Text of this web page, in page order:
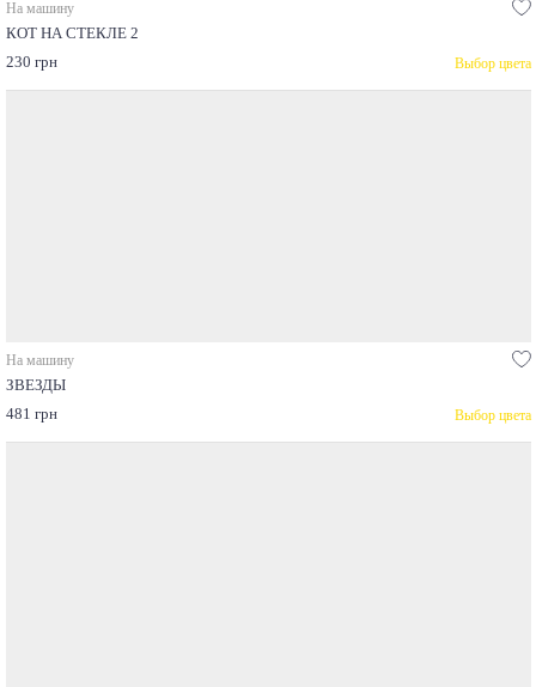
На машину
КОТ НА СТЕКЛЕ 2
230 грн
Выбор цвета
На машину
ЗВЕЗДЫ
481 грн
Выбор цвета